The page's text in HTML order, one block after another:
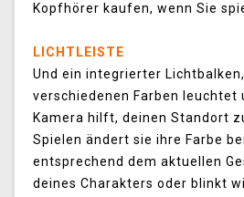
Kopfhörer kaufen, wenn Sie
LICHTLEISTE
Und ein integrierter
verschiedenen Farben leuchtet
Kamera hilft, deinen Standort
Spielen ändert sie ihre Farbe
entsprechend dem aktuellen
deines Charakters oder blinkt